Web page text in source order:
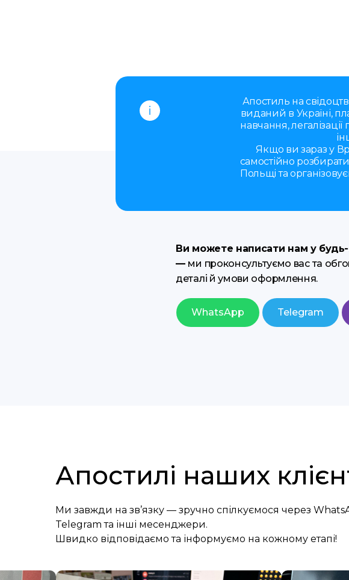
Апостиль на
виданий в Україні,
навчання,
Якщо ви зараз у
самостійно
Польщі та
Telegram
WhatsApp
Ви можете написати нам у
— ми проконсультуємо вас та
деталі й умови оформлення.
Апостилі наших
Ми завжди на зв’язку — зручно спілкуємося через
Telegram та інші месенджери.
Швидко відповідаємо та інформуємо на кожному етапі!